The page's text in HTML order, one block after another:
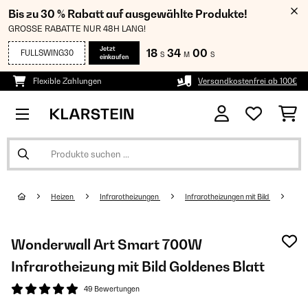
Bis zu 30 % Rabatt auf ausgewählte Produkte!
GROSSE RABATTE NUR 48H LANG!
FULLSWING30
Jetzt
einkaufen
18 S 33 M 59 S
Flexible Zahlungen Versandkostenfrei ab 100€
Heizen Infrarotheizungen Infrarotheizungen mit Bild
Wonderwall Art Smart 700W
Infrarotheizung mit Bild Goldenes Blatt
49 Bewertungen